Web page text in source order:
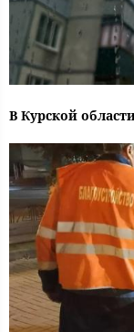
В Курской